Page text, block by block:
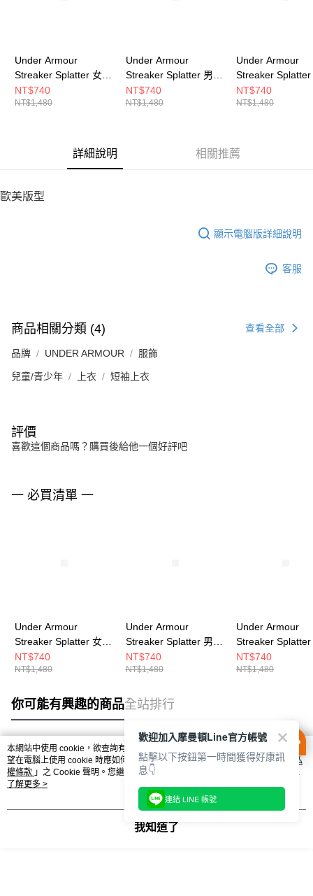
Under Armour
Streaker Splatter 女
短T-Shirt 1382435-
682
NT$740
NT$1,480
Under Armour
Streaker Splatter 男
短T-Shirt 1382586-
803
NT$740
NT$1,480
Under Armour
Streaker Splatter
短T-Shirt
001
NT$740
NT$1,480
詳細說明 相關推薦
歐美版型
顯示電腦版詳細說明
客服
商品相關分類 (4) 查看全部
品牌 UNDER ARMOUR 服飾
兒童/青少年 上衣 短袖上衣
評價
喜歡這個商品嗎？購買後給他一個好評吧
一 必買清單 一
Under Armour
Streaker Splatter 女
短T-Shirt 1382435-
682
NT$740
NT$1,480
Under Armour
Streaker Splatter 男
短T-Shirt 1382586-
803
NT$740
NT$1,480
Under Armour
Streaker Splatter
短T-Shirt
001
NT$740
NT$1,480
你可能有興趣的商品全站排行
熱門標籤
本網站中使用 cookie，欲查詢有關本網站使用 cookie 方式之詳情，及若您不希
望在電腦上使用 cookie 時應如何變更電腦的 cookie 設定，請參閱本網站「
隱私
權條款 」之 Cookie 聲明。您繼續使用本網站即表示您同意本公司得按本網站使
用條款之 Cookie 聲明使用 cookie。
了解更多 >
我知道了
歡迎加入摩曼頓Line官方帳號
點擊以下按鈕第一時間獲得好康訊
息👇
連結 LINE 帳號